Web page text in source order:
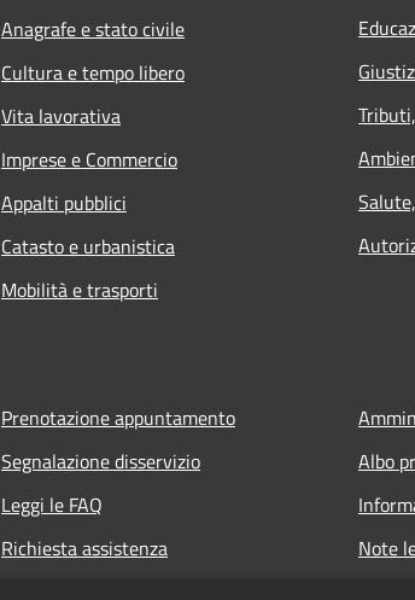
Anagrafe e stato civile
Cultura e tempo libero
Vita lavorativa
Imprese e Commercio
Appalti pubblici
Catasto e urbanistica
Mobilità e trasporti
Prenotazione appuntamento
Segnalazione disservizio
Leggi le FAQ
Richiesta assistenza
Albo
Note